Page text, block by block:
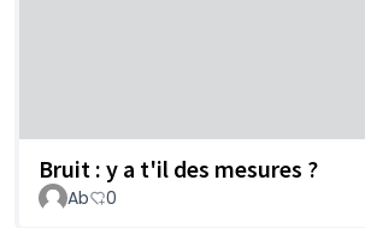
Bruit : y a t'il des mesures ?
Ab 0